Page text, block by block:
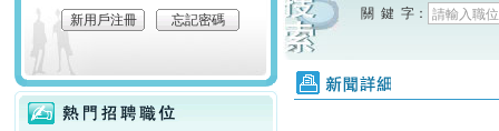
關 鍵 字：
請輸入職
新聞詳細
新用戶注冊 忘記密碼
熱門招聘職位